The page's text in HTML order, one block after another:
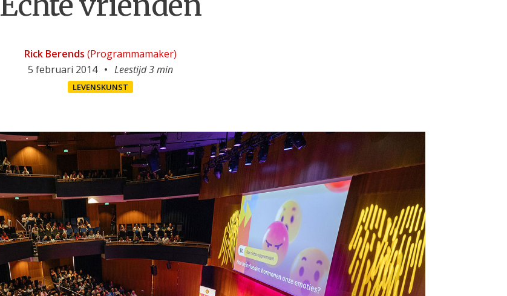
Rick Berends (Programmamaker)
5 februari 2014
Leestijd 3 min
LEVENSKUNST